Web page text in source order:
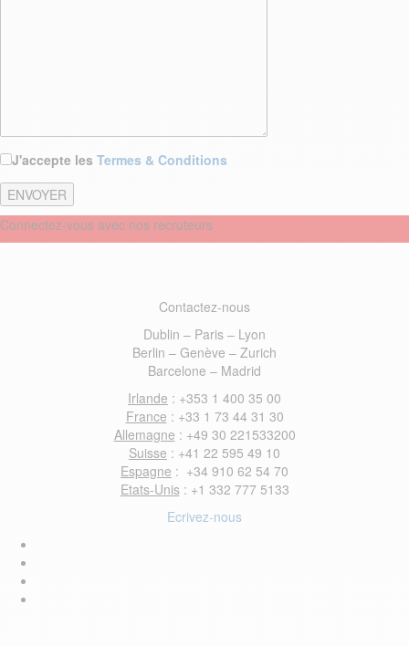
J'accepte les Termes & Conditions
Connectez-vous avec nos recruteurs
Contactez-nous
Dublin – Paris – Lyon
Berlin – Genève – Zurich
Barcelone – Madrid
Irlande : +353 1 400 35 00
France : +33 1 73 44 31 30
Allemagne : +49 30 221533200
Suisse : +41 22 595 49 10
Espagne : +34 910 62 54 70
Etats-Unis: +1 332 777 5133
Ecrivez-nous